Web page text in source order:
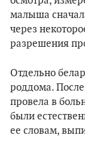
малыша
через
разрешения
Отдельно
роддома.
провела в
были
ее словам,